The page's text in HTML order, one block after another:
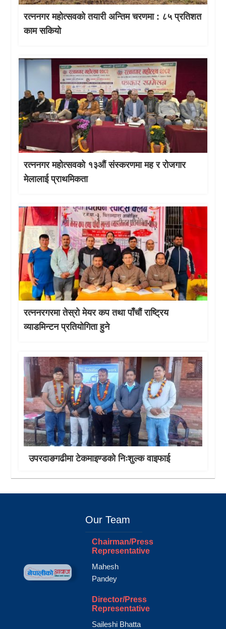
रत्ननगर महोत्सवको तयारी अन्तिम चरणमा : ८५ प्रतिशत
काम सकियो
रत्ननगर महोत्सवको १३औं संस्करणमा मह र रोजगार
मेलालाई प्राथमिकता
रत्ननरगरमा तेस्राे मेयर कप तथा पाँचौं राष्ट्रिय
व्याडमिन्टन प्रतियोगिता हुने
उपरदाङगढीमा टेकमाइण्डको निःशुल्क वाइफाई
Our Team
Chairman/Press
Representative
Mahesh
Pandey
Director/Press
Representative
Saileshi Bhatta